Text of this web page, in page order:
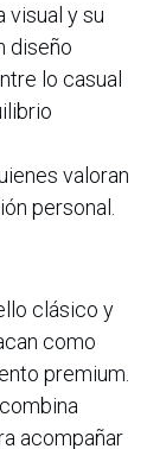
visual y su
diseño
lo casual
valoran
personal.
clásico y
como
premium.
acompañar